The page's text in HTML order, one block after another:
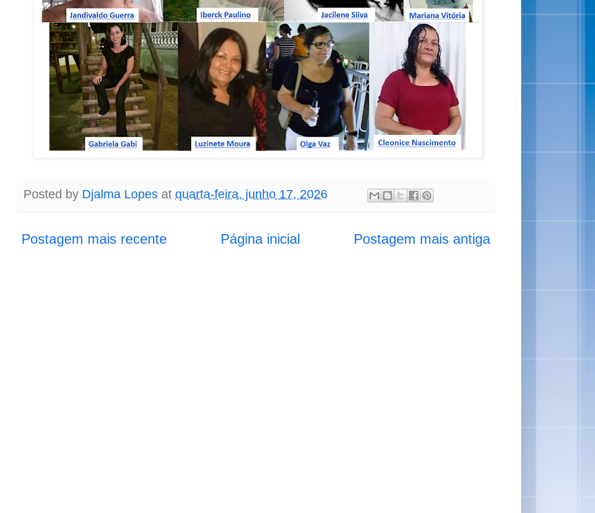
Posted by Djalma Lopes at quarta-feira, junho 17, 2026
Postagem mais recente Postagem mais antiga
Página inicial